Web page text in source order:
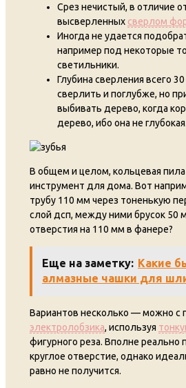
Срез нечистый, в отличие
высверленных сверлом
Иногда не удается
например под некоторые
светильники.
Глубина сверления всего
сверлить и поглубже, но
выбивать дерево, когда
дерево, ибо она не глубокая.
В общем и целом, кольцевая
инструмент для дома. Вот
трубу 110 мм через тоненькую
слой дсп, между ними брусок 50
отверстия на 110 мм в фанере?
Еще на заметку: Какие
алмазные чашки для
Вариантов несколько — можно
электролобзика, используя
фигурного реза. Вполне реально
круглое отверстие, однако
равно не получится.